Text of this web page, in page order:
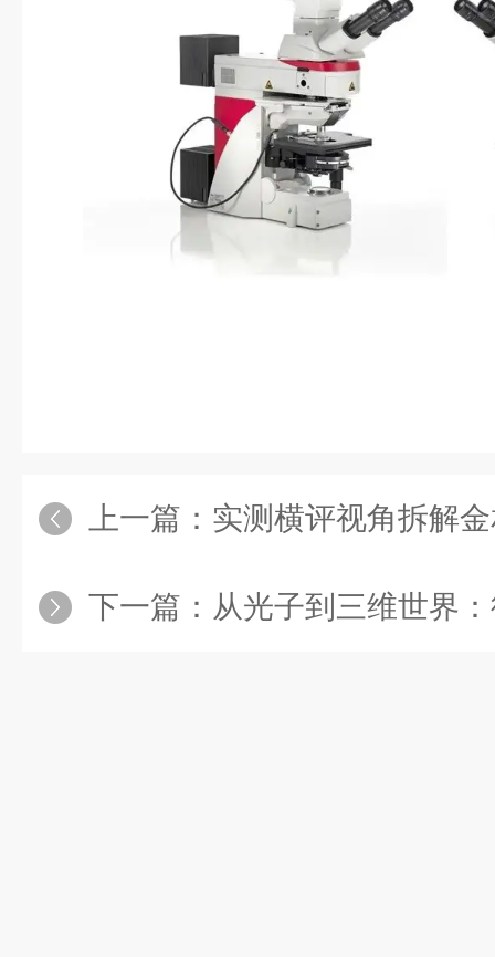
上一篇： 实测横评视角拆解金相显微镜
下一篇： 从光子到三维世界：徕卡激光